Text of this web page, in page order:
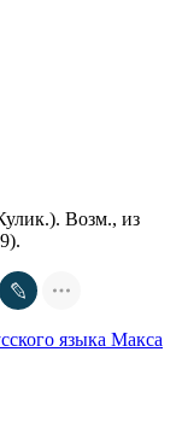
Возм., из
языка Макса